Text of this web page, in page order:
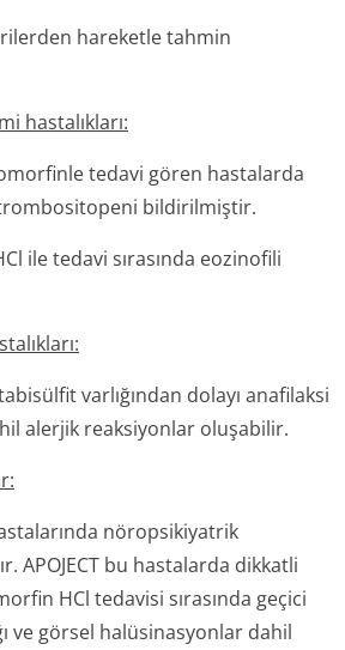
hareketle tahmin
hastalıkları:
tedavi gören hastalarda
bildirilmiştir.
ile tedavi sırasında eozinofili
varlığından dolayı anafilaksi
alerjik reaksiyonlar oluşabilir.
nöropsikiyatrik
APOJECT bu hastalarda dikkatli
HCl tedavisi sırasında geçici
ve görsel halüsinasyonlar dahil